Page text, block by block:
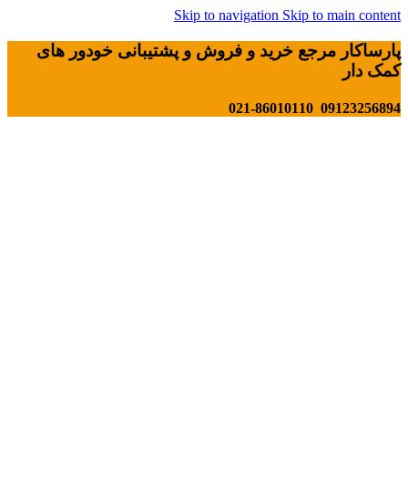
Skip to navigation Skip to main content
پارساکار مرجع خرید و فروش و پشتیبانی خودور های
کمک دار
09123256894 021-86010110